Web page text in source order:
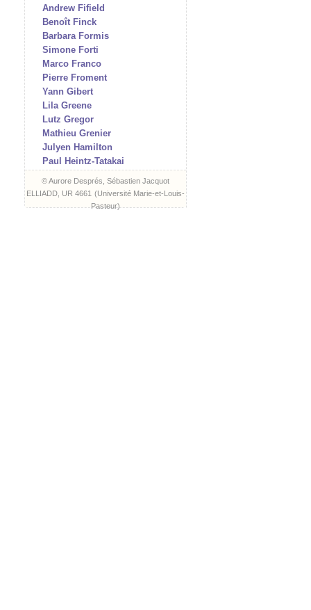
Andrew Fifield
Benoît Finck
Barbara Formis
Simone Forti
Marco Franco
Pierre Froment
Yann Gibert
Lila Greene
Lutz Gregor
Mathieu Grenier
Julyen Hamilton
Paul Heintz-Tatakai
Martina Hochmuth
Aat Hougee
I/O (Vidéo & Edition)
© Aurore Després, Sébastien Jacquot
ELLIADD, UR 4661 (Université Marie-et-Louis-
Pasteur)